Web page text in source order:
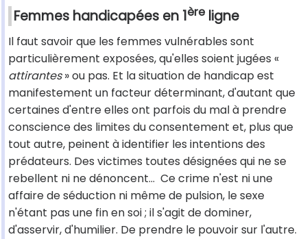
Femmes handicapées en 1èreligne
Il faut savoir que les femmes vulnérables sont
particulièrement exposées, qu'elles soient jugées «
attirantes» ou pas. Et la situation de handicap est
manifestement un facteur déterminant, d'autant que
certaines d'entre elles ont parfois du mal à prendre
conscience des limites du consentement et, plus que
tout autre, peinent à identifier les intentions des
prédateurs. Des victimes toutes désignées qui ne se
rebellent ni ne dénoncent… Ce crime n'est ni une
affaire de séduction ni même de pulsion, le sexe
n'étant pas une fin en soi ; il s'agit de dominer,
d'asservir, d'humilier. De prendre le pouvoir sur l'autre.